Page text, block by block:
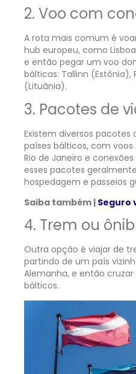
2. Voo com
A rota mais comum é
hub europeu, como
e então pegar um voo
bálticas: Tallinn (Estônia),
(Lituânia).
3. Pacotes de
Existem diversos
países bálticos, com voos
Rio de Janeiro e
esses pacotes
hospedagem e passeios
Saiba também | Seguro
4. Trem ou
Outra opção é viajar de
partindo de um país
Alemanha, e então
bálticos.